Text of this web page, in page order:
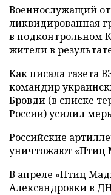
Военнослужащий
ликвидированная
в подконтрольном
жители в
Как писала газета
командир
Бровди (в списке
России)усилил
Российские
уничтожают «Птиц
В апреле «Птиц
Александровки в